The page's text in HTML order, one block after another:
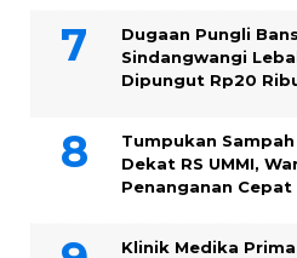
Dugaan Pungli
Sindangwangi
Dipungut Rp20
Tumpukan
Dekat RS UMMI,
Penanganan Cepat
Klinik Medika